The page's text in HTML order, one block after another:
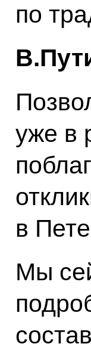
по
уже в
в
Мы